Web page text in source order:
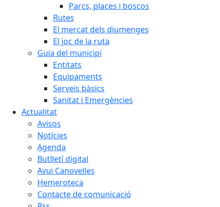
Parcs, places i boscos
Rutes
El mercat dels diumenges
El joc de la ruta
Guia del municipi
Entitats
Equipaments
Serveis bàsics
Sanitat i Emergències
Actualitat
Avisos
Notícies
Agenda
Butlletí digital
Avui Canovelles
Hemeroteca
Contacte de comunicació